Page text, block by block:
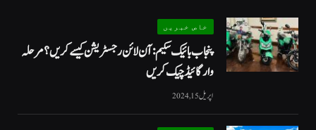
خاص خبریں
پنجاب بائیک سکیم: آن لائن رجسٹریشن کیسے کریں؟ مرحلہ
وار گائیڈ چیک کریں
اپریل 15, 2024